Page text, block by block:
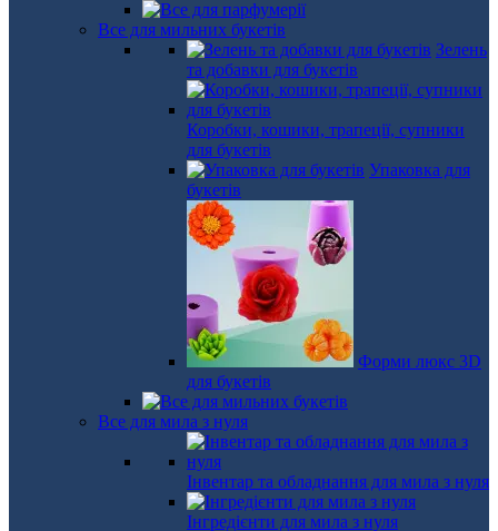
Все для мильних букетів
Зелень
та добавки для букетів
Коробки, кошики, трапеції, супники
для букетів
Упаковка для
букетів
Форми люкс 3D
для букетів
Все для мила з нуля
Інвентар та обладнання для мила з нуля
Інгредієнти для мила з нуля